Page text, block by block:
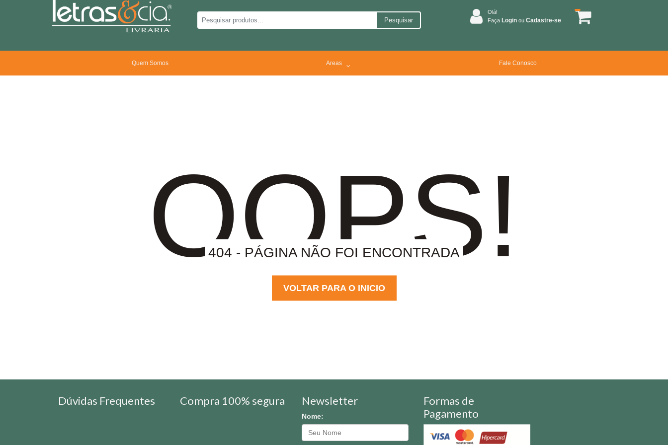
Pesquisar
Olá!
Faça Login ou Cadastre-se
Quem Somos Areas Fale Conosco
OOPS!
404 - PÁGINA NÃO FOI ENCONTRADA
VOLTAR PARA O INICIO
Dúvidas Frequentes Compra 100% segura Newsletter
Nome:
Formas de
Pagamento